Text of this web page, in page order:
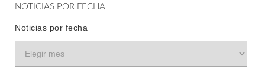
NOTICIAS POR FECHA
Noticias por fecha